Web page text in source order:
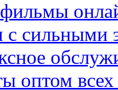
сильными
оптом